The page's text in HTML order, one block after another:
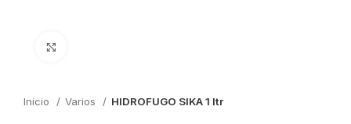
Inicio Varios HIDROFUGO SIKA 1 ltr